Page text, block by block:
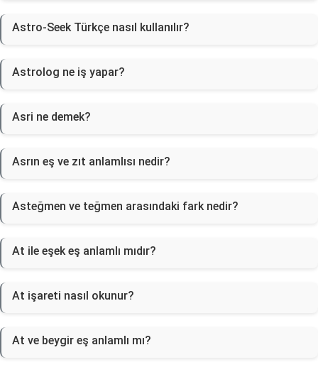
Astro-Seek Türkçe nasıl kullanılır?
Astrolog ne iş yapar?
Asri ne demek?
Asrın eş ve zıt anlamlısı nedir?
Asteğmen ve teğmen arasındaki fark nedir?
At ile eşek eş anlamlı mıdır?
At işareti nasıl okunur?
At ve beygir eş anlamlı mı?